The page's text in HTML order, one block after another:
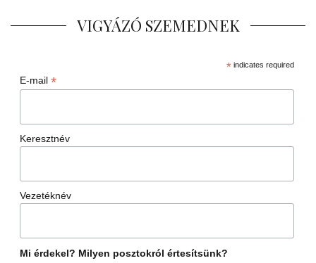
VIGYÁZÓ SZEMEDNEK
*indicates required
E-mail *
Keresztnév
Vezetéknév
Mi érdekel? Milyen posztokról értesítsünk?